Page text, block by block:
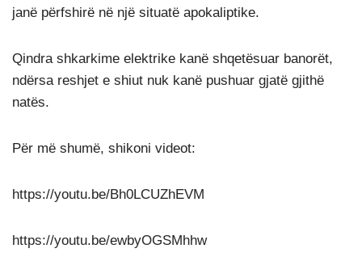
janë përfshirë në një situatë apokaliptike.
Qindra shkarkime elektrike kanë shqetësuar banorët,
ndërsa reshjet e shiut nuk kanë pushuar gjatë gjithë
natës.
Për më shumë, shikoni videot:
https://youtu.be/Bh0LCUZhEVM
https://youtu.be/ewbyOGSMhhw